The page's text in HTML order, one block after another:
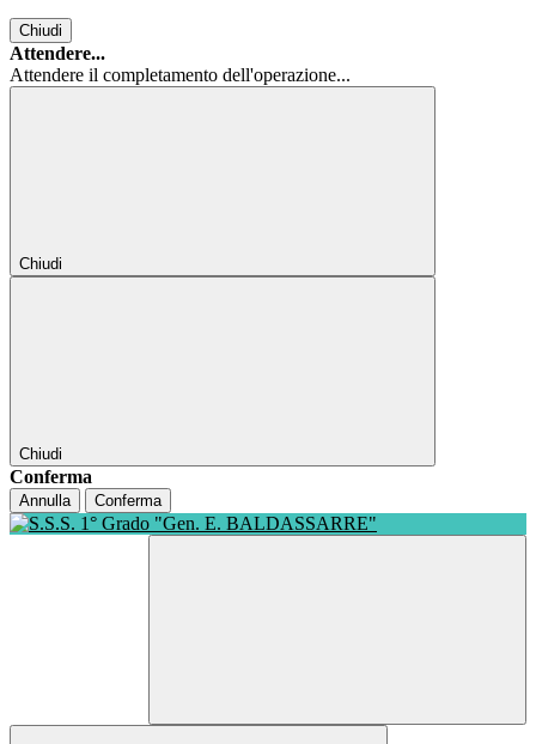
Chiudi
Attendere...
Attendere il completamento dell'operazione...
Chiudi
Chiudi
Conferma
Annulla Conferma